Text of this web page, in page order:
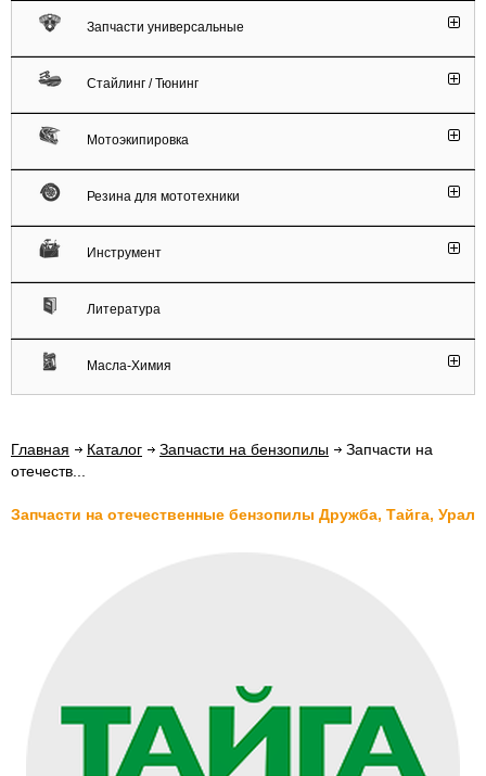
Запчасти универсальные
Стайлинг / Тюнинг
Мотоэкипировка
Резина для мототехники
Инструмент
Литература
Масла-Химия
Главная Каталог Запчасти на бензопилы
Запчасти на
отечеств...
Запчасти на отечественные бензопилы Дружба, Тайга, Урал